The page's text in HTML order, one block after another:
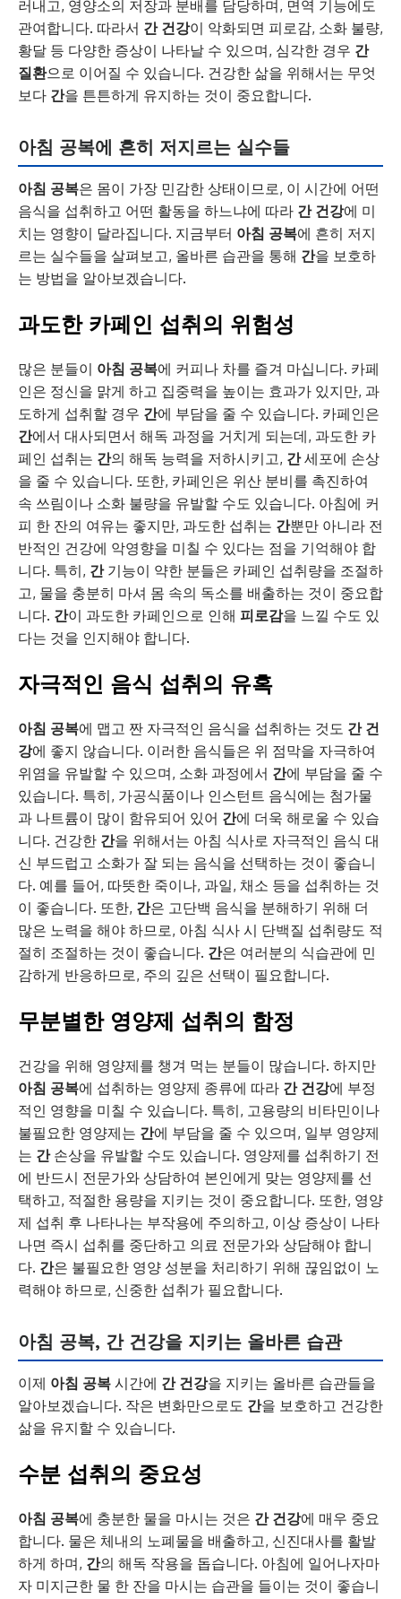
러내고, 영양소의 저장과 분배를 담당하며, 면역 기능에도
관여합니다. 따라서 간 건강이 악화되면 피로감, 소화 불량,
황달 등 다양한 증상이 나타날 수 있으며, 심각한 경우 간
질환으로 이어질 수 있습니다. 건강한 삶을 위해서는 무엇
보다 간을 튼튼하게 유지하는 것이 중요합니다.
아침 공복에 흔히 저지르는 실수들
아침 공복은 몸이 가장 민감한 상태이므로, 이 시간에 어떤
음식을 섭취하고 어떤 활동을 하느냐에 따라 간 건강에 미
치는 영향이 달라집니다. 지금부터 아침 공복에 흔히 저지
르는 실수들을 살펴보고, 올바른 습관을 통해 간을 보호하
는 방법을 알아보겠습니다.
과도한 카페인 섭취의 위험성
많은 분들이 아침 공복에 커피나 차를 즐겨 마십니다. 카페
인은 정신을 맑게 하고 집중력을 높이는 효과가 있지만, 과
도하게 섭취할 경우 간에 부담을 줄 수 있습니다. 카페인은
간에서 대사되면서 해독 과정을 거치게 되는데, 과도한 카
페인 섭취는 간의 해독 능력을 저하시키고, 간세포에 손상
을 줄 수 있습니다. 또한, 카페인은 위산 분비를 촉진하여
속 쓰림이나 소화 불량을 유발할 수도 있습니다. 아침에 커
피 한 잔의 여유는 좋지만, 과도한 섭취는 간뿐만 아니라 전
반적인 건강에 악영향을 미칠 수 있다는 점을 기억해야 합
니다. 특히, 간기능이 약한 분들은 카페인 섭취량을 조절하
고, 물을 충분히 마셔 몸 속의 독소를 배출하는 것이 중요합
니다. 간이 과도한 카페인으로 인해 피로감을 느낄 수도 있
다는 것을 인지해야 합니다.
자극적인 음식 섭취의 유혹
아침 공복에 맵고 짠 자극적인 음식을 섭취하는 것도 간 건
강에 좋지 않습니다. 이러한 음식들은 위 점막을 자극하여
위염을 유발할 수 있으며, 소화 과정에서 간에 부담을 줄 수
있습니다. 특히, 가공식품이나 인스턴트 음식에는 첨가물
과 나트륨이 많이 함유되어 있어 간에 더욱 해로울 수 있습
니다. 건강한 간을 위해서는 아침 식사로 자극적인 음식 대
신 부드럽고 소화가 잘 되는 음식을 선택하는 것이 좋습니
다. 예를 들어, 따뜻한 죽이나, 과일, 채소 등을 섭취하는 것
이 좋습니다. 또한, 간은 고단백 음식을 분해하기 위해 더
많은 노력을 해야 하므로, 아침 식사 시 단백질 섭취량도 적
절히 조절하는 것이 좋습니다. 간은 여러분의 식습관에 민
감하게 반응하므로, 주의 깊은 선택이 필요합니다.
무분별한 영양제 섭취의 함정
건강을 위해 영양제를 챙겨 먹는 분들이 많습니다. 하지만
아침 공복에 섭취하는 영양제 종류에 따라 간 건강에 부정
적인 영향을 미칠 수 있습니다. 특히, 고용량의 비타민이나
불필요한 영양제는 간에 부담을 줄 수 있으며, 일부 영양제
는 간손상을 유발할 수도 있습니다. 영양제를 섭취하기 전
에 반드시 전문가와 상담하여 본인에게 맞는 영양제를 선
택하고, 적절한 용량을 지키는 것이 중요합니다. 또한, 영양
제 섭취 후 나타나는 부작용에 주의하고, 이상 증상이 나타
나면 즉시 섭취를 중단하고 의료 전문가와 상담해야 합니
다. 간은 불필요한 영양 성분을 처리하기 위해 끊임없이 노
력해야 하므로, 신중한 섭취가 필요합니다.
아침 공복, 간 건강을 지키는 올바른 습관
이제 아침 공복 시간에 간 건강을 지키는 올바른 습관들을
알아보겠습니다. 작은 변화만으로도 간을 보호하고 건강한
삶을 유지할 수 있습니다.
수분 섭취의 중요성
아침 공복에 충분한 물을 마시는 것은 간 건강에 매우 중요
합니다. 물은 체내의 노폐물을 배출하고, 신진대사를 활발
하게 하며, 간의 해독 작용을 돕습니다. 아침에 일어나자마
자 미지근한 물 한 잔을 마시는 습관을 들이는 것이 좋습니